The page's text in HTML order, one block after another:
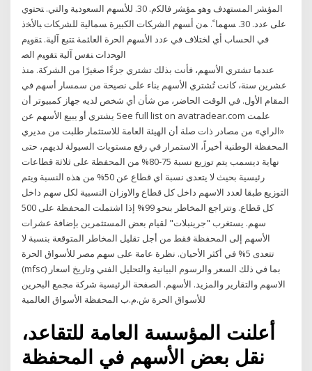
ﺍﻟﻤﺅﺸﺭ ﺍﻟﻤﺴﺘﻬﺩﻑ ﻭﻫﻭ ﻤﺅﺸﺭ ﻓﺎﻟﻜﻡ. 30. ﻟﻸﺴﻬﻡ ﺍﻟﺴﻌﻭﺩﻴﺔ ﻭﺍﻟﺘﻲ. ﺘﺤﺘﻭﻱ
ﻋﻠﻰ ﻋﺩﺩ. 30. ﺴﻬﻤﺎﹰ. ﻤﻥ ﺃﺴﻬﻡ ﺍﻟﺸﺭﻜﺎﺕ ﺍﻟﻜﺒﻴﺭﺓ ﺴﻤﺎﻟﻴﺔ ﻟﻠﺸﺭﻜﺎﺕ ﺒﺎﻷﺨﺫ
ﻓﻲ ﺍﻟﺤﺴﺎﺏ ﺃﻱ ﺍﺨﺘﻼﻑ ﻓﻲ ﻋﺩﺩ ﺍﻷﺴﻬﻡ ﺍﻟﺤﺭﺓ ﺍﻟﻌﺎﺌﻤﺔ ﺘﺘﺒﻊ ﺁﻟﻴﺔ. ﺘﻘﻭﻴﻡ
ﺍﻟﻭﺤﺩﺍﺕ ﻨﻔﺱ ﺁﻟﻴﺔ ﺘﻘﻭﻴﻡ ﺍﻟﺼ
عندما تشتري الأسهم، فأنت بذلك تشتري جزءًا صغيرًا من الشركة. منذ
عشرين سنة، كانت تُشتري الأسهم بناء على نصيحة من سمسار أسهم في
المقام الأول. في الوقت الحاضر، من شأن أي شخص لديه جهاز كمبيوتر أن
يشتري أو يبيع الأسهم عن See full list on avatradear.com علمت
«الراي» من مصادر ذات صلة أن الهيئة العامة للاستثمار طلبت من مديري
المحفظة الوطنية أخيراً، الاستمرار في رفع مستويات السيولة لديهم، حتى
نهاية ديسمب يتم توزيع نسبة 75-80% من المحفظة على ثلاثة قطاعات
رئيسية بحيث لا يتعدى نسبة اي قطاع عن 50% من هذه النسبة ويتم
التوزيع طبقا لعدد الاسهم داخل كل قطاع والاوزان النسبية لكل سهم داخل
كل قطاع. وتتراجع المخاطر بنحو 99% إذا اشتملت المحفظة على 500
سهم. يستغرب "جرينبلات" لقيام بعض المستثمرين بإضافة عشرات
الأسهم إلى المحفظة فقط من أجل تقليل المخاطر المتوقعة بنسبة لا
تتعدى 5% في أكثر الأحيان. نظرة عامة على سهم مصر للأسواق الحرة
(mfsc) بما في ذلك السعر والرسوم البيانية والتحليل الفني وتاريخ اسعار
الاسهم والتقارير والمزيد. الأسهم. الصفحة الرئيسية شركة مجمع البحرين
للأسواق الحرة ش.م.ب المحفظة الأسواق العالمية
أعلنت المؤسسة العامة للتقاعد،
نقل بعض الأسهم في المحفظة